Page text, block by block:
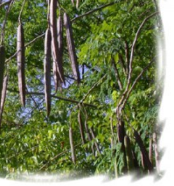
채송화
시계초
플록스
리갈
에키네시아